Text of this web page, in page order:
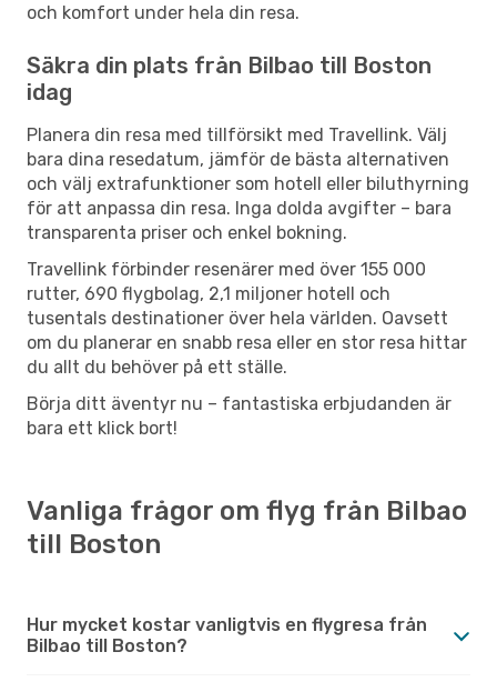
och komfort under hela din resa.
Säkra din plats från Bilbao till Boston
idag
Planera din resa med tillförsikt med Travellink. Välj
bara dina resedatum, jämför de bästa alternativen
och välj extrafunktioner som hotell eller biluthyrning
för att anpassa din resa. Inga dolda avgifter – bara
transparenta priser och enkel bokning.
Travellink förbinder resenärer med över 155 000
rutter, 690 flygbolag, 2,1 miljoner hotell och
tusentals destinationer över hela världen. Oavsett
om du planerar en snabb resa eller en stor resa hittar
du allt du behöver på ett ställe.
Börja ditt äventyr nu – fantastiska erbjudanden är
bara ett klick bort!
Vanliga frågor om flyg från Bilbao
till Boston
Hur mycket kostar vanligtvis en flygresa från
Bilbao till Boston?